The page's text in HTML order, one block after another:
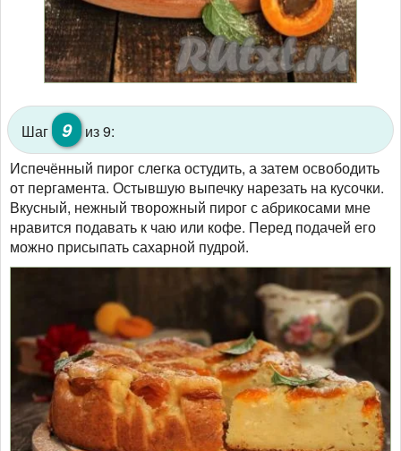
Шаг 9
из 9:
Испечённый пирог слегка остудить, а затем освободить
от пергамента. Остывшую выпечку нарезать на кусочки.
Вкусный, нежный творожный пирог с абрикосами мне
нравится подавать к чаю или кофе. Перед подачей его
можно присыпать сахарной пудрой.